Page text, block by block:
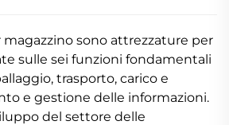
magazzino sono attrezzature per
sulle sei funzioni fondamentali
trasporto, carico e
e gestione delle informazioni.
del settore delle